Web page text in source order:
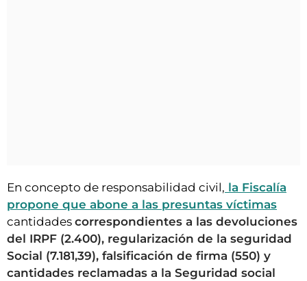
En concepto de responsabilidad civil, la Fiscalía
propone que abone a las presuntas víctimas
cantidades correspondientes a las devoluciones
del IRPF (2.400), regularización de la seguridad
Social (7.181,39), falsificación de firma (550) y
cantidades reclamadas a la Seguridad social